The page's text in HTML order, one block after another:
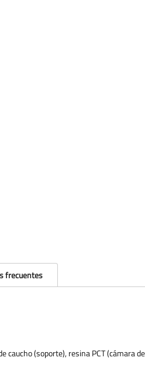
frecuentes
caucho (soporte), resina PCT (cámara de